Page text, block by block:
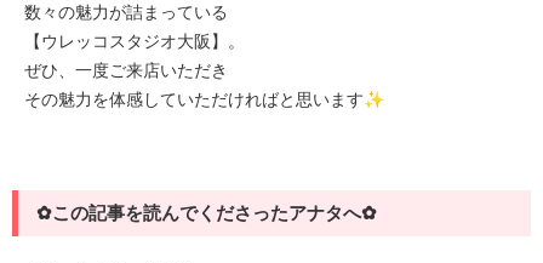
数々の魅力が詰まっている
【ウレッコスタジオ大阪】。
ぜひ、一度ご来店いただき
その魅力を体感していただければと思います✨
✿この記事を読んでくださったアナタへ✿